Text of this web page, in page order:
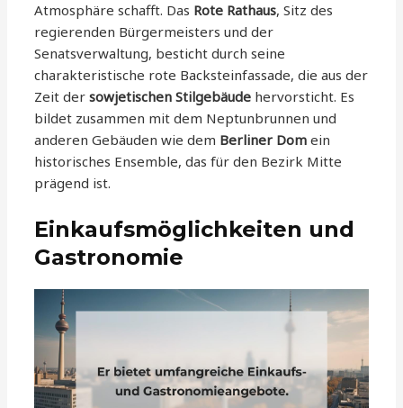
Atmosphäre schafft. Das Rote Rathaus, Sitz des
regierenden Bürgermeisters und der
Senatsverwaltung, besticht durch seine
charakteristische rote Backsteinfassade, die aus der
Zeit dersowjetischen Stilgebäude hervorsticht. Es
bildet zusammen mit dem Neptunbrunnen und
anderen Gebäuden wie dem Berliner Dom ein
historisches Ensemble, das für den Bezirk Mitte
prägend ist.
Einkaufsmöglichkeiten und
Gastronomie